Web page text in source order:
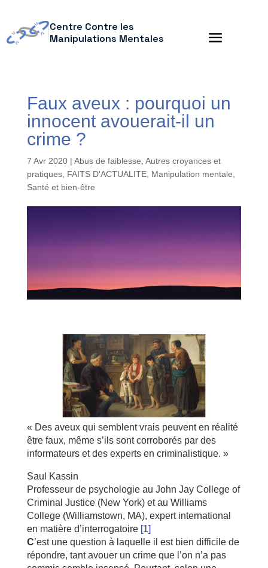
Centre Contre les
Manipulations Mentales
Faux aveux : pourquoi un
innocent avouerait-il un
crime ?
7 Avr 2020| Abus de faiblesse Autres croyances et
pratiques, FAITS D'ACTUALITE, Manipulation mentale
Santé et bien-être
« Des aveux qui semblent vrais peuvent en réalité
être faux, même s’ils sont corroborés par des
informateurs et des experts en criminalistique. »
Saul Kassin
Professeur de psychologie au John Jay College of
Criminal Justice (New York) et au Williams
College (Williamstown, MA), expert international
en matière d’interrogatoire [1]
C’est une question à laquelle il est bien difficile de
répondre, tant avouer un crime que l’on n’a pas